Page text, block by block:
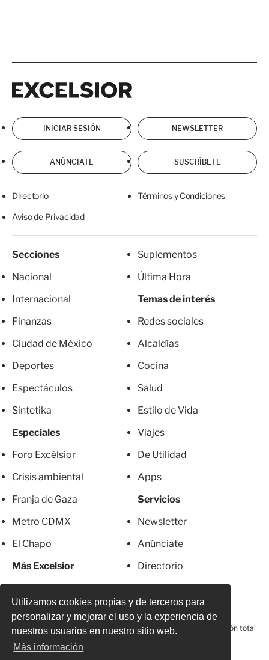
Utilizamos cookies propias y de terceros para
personalizar y mejorar el uso y la experiencia de
nuestros usuarios en nuestro sitio web.
Más información
INICIAR SESIÓN NEWSLETTER
ANÚNCIATE SUSCRÍBETE
Directorio Términos y Condiciones
Aviso de Privacidad
Secciones
Nacional
Internacional
Finanzas
Ciudad de México
Deportes
Espectáculos
Sintetika
Especiales
Foro Excélsior
Crisis ambiental
Franja de Gaza
Metro CDMX
El Chapo
Más Excelsior
Suplementos
Última Hora
Temas de interés
Redes sociales
Alcaldías
Cocina
Salud
Estilo de Vida
Viajes
De Utilidad
Apps
Servicios
Newsletter
Anúnciate
Directorio
© 2026 Todos los derechos reservados. Prohibida la reproducción total
o parcial, incluyendo cualquier medio electrónico*